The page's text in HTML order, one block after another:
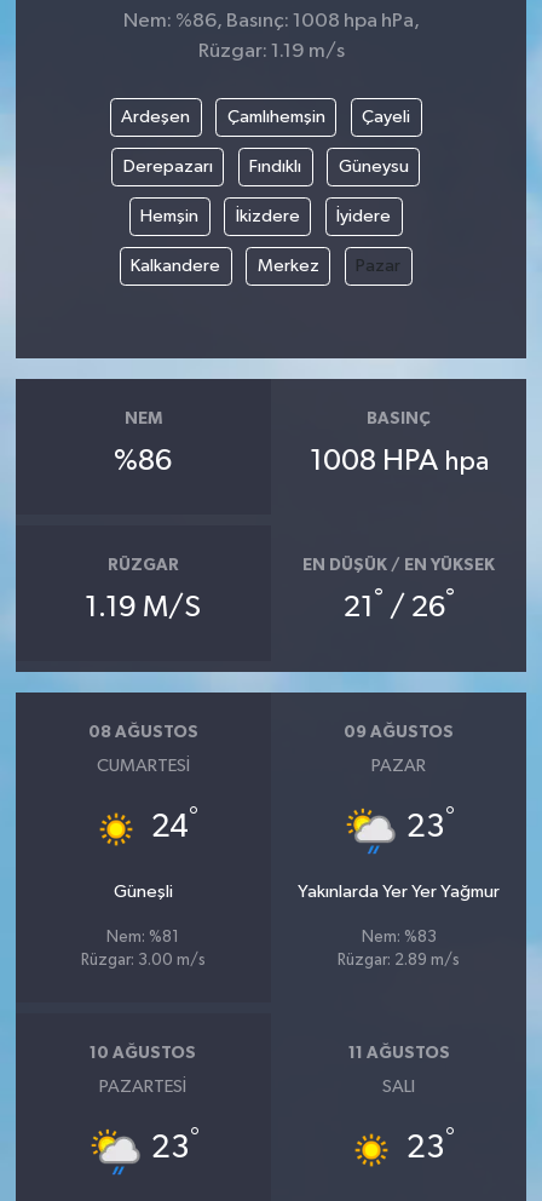
Nem: %86, Basınç: 1008 hpa hPa,
Rüzgar: 1.19 m/s
Ardeşen Çamlıhemşin Çayeli
Derepazarı Fındıklı Güneysu
Hemşin İkizdere İyidere
Kalkandere Merkez Pazar
NEM
%86
BASINÇ
1008 HPA hpa
RÜZGAR
1.19 M/S
EN DÜŞÜK / EN YÜKSEK
21 ° / 26°
08 AĞUSTOS
CUMARTESI
24°
Güneşli
Nem: %81
Rüzgar: 3.00 m/s
09 AĞUSTOS
PAZAR
23°
Yakınlarda Yer Yer Yağmur
Nem: %83
Rüzgar: 2.89 m/s
10 AĞUSTOS
PAZARTESI
23°
11 AĞUSTOS
SALI
23°